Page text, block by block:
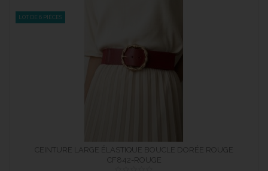
LOT DE 6 PIÈCES
CEINTURE LARGE ÉLASTIQUE BOUCLE DORÉE ROUGE
CF842-ROUGE